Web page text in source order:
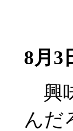
8月3
興
んだ